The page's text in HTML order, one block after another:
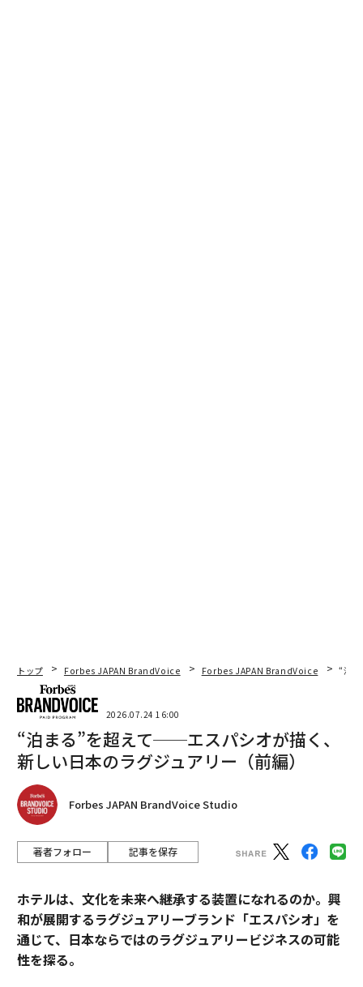
投資家は、ワークフローの可視化をAI駆動の生産性向上
の前提条件と見ている。Redpoint Venturesのマネジン
グディレクターで、Scribeの投資家でもあるローガン・
バートレットは、業務プロセスの理解が多くのエンター
プライズAI導入で欠けている層かもしれないと論じる。
「企業がAIの可能性を最大限に実現するには、業務プロ
セスを深いレベルで理解する必要がある」
適応の制約
この問題には人間的な側面もある。
特にエージェンティックAIの台頭により、技術変化は加
速している。しかし、組織の適応力はそうではない。
トップ Forbes JAPAN BrandVoice Forbes JAPAN BrandVoice “泊
2026.07.24 16:00
“泊まる”を超えて──エスパシオが描く、
新しい日本のラグジュアリー（前編）
Forbes JAPAN BrandVoice Studio
著者フォロー 記事を保存
ホテルは、文化を未来へ継承する装置になれるのか。興
和が展開するラグジュアリーブランド「エスパシオ」を
通じて、日本ならではのラグジュアリービジネスの可能
性を探る。